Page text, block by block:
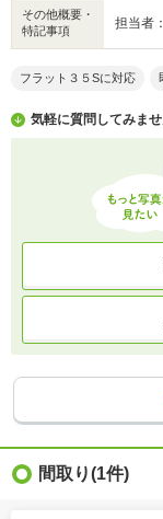
その他概要・
特記事項
担当者
フラット３５Sに対応
気軽に質問してみま
間取り(1件)